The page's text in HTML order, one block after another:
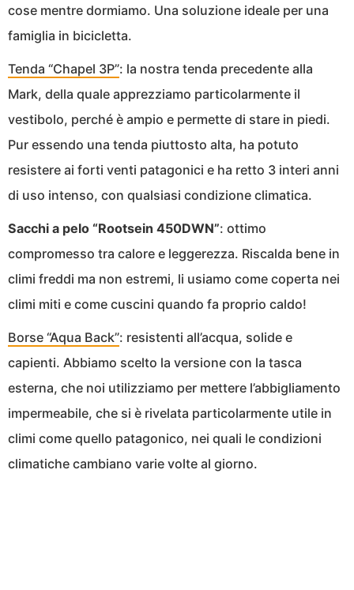
cose mentre dormiamo. Una soluzione ideale per una
famiglia in bicicletta.
Tenda “Chapel 3P”: la nostra tenda precedente alla
Mark, della quale apprezziamo particolarmente il
vestibolo, perché è ampio e permette di stare in piedi.
Pur essendo una tenda piuttosto alta, ha potuto
resistere ai forti venti patagonici e ha retto 3 interi anni
di uso intenso, con qualsiasi condizione climatica.
Sacchi a pelo “Rootsein 450DWN”: ottimo
compromesso tra calore e leggerezza. Riscalda bene in
climi freddi ma non estremi, li usiamo come coperta nei
climi miti e come cuscini quando fa proprio caldo!
Borse “Aqua Back”: resistenti all’acqua, solide e
capienti. Abbiamo scelto la versione con la tasca
esterna, che noi utilizziamo per mettere l’abbigliamento
impermeabile, che si è rivelata particolarmente utile in
climi come quello patagonico, nei quali le condizioni
climatiche cambiano varie volte al giorno.